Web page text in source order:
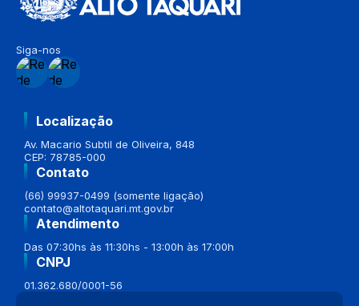
Siga-nos
Localização
Av. Macario Subtil de Oliveira, 848
CEP: 78785-000
Contato
(66) 99937-0499 (somente ligação)
contato@altotaquari.mt.gov.br
Atendimento
Das 07:30hs às 11:30hs - 13:00h às 17:00h
CNPJ
01.362.680/0001-56